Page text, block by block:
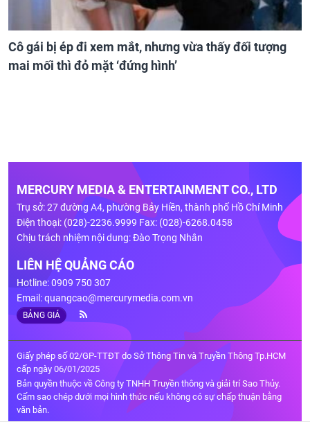
Cô gái bị ép đi xem mắt, nhưng vừa thấy đối tượng
mai mối thì đỏ mặt ‘đứng hình’
MERCURY MEDIA & ENTERTAINMENT CO., LTD
Trụ sở: 27 đường A4, phường Bảy Hiền, thành phố Hồ Chí Minh
Điện thoại: (028)-2236.9999 Fax: (028)-6268.0458
Chịu trách nhiệm nội dung: Đào Trọng Nhân
LIÊN HỆ QUẢNG CÁO
Hotline: 0909 750 307
Email:quangcao@mercurymedia.com.vn
BẢNG GIÁ
Giấy phép số 02/GP-TTĐT do Sở Thông Tin và Truyền Thông Tp.HCM
cấp ngày 06/01/2025
Bản quyền thuộc về Công ty TNHH Truyền thông và giải trí Sao Thủy.
Cấm sao chép dưới mọi hình thức nếu không có sự chấp thuận bằng
văn bản.